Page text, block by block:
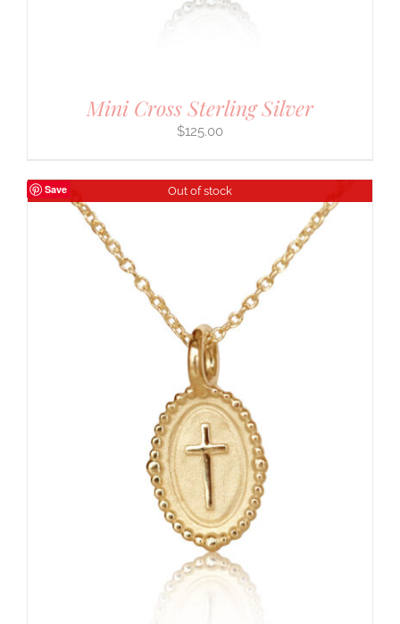
Mini Cross Sterling Silver
$125.00
Save Out of stock